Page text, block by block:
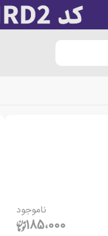
ناموجود
185،000